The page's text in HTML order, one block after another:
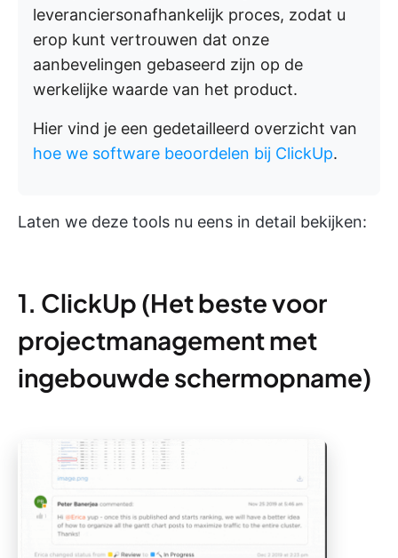
leveranciersonafhankelijk proces, zodat u
erop kunt vertrouwen dat onze
aanbevelingen gebaseerd zijn op de
werkelijke waarde van het product.
Hier vind je een gedetailleerd overzicht van
hoe we software beoordelen bij ClickUp.
Laten we deze tools nu eens in detail bekijken:
1. ClickUp (Het beste voor
projectmanagement met
ingebouwde schermopname)